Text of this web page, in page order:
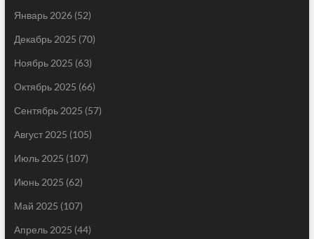
Январь 2026(52)
Декабрь 2025 (70)
Ноябрь 2025 (63)
Октябрь 2025 (66)
Сентябрь 2025 (57)
Август 2025 (105)
Июль 2025 (107)
Июнь 2025 (62)
Май 2025 (107)
Апрель 2025 (44)